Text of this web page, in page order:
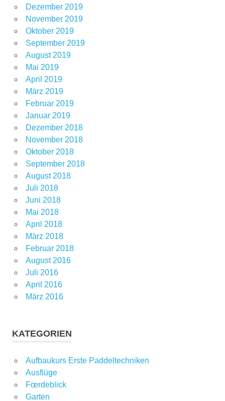
Dezember 2019
November 2019
Oktober 2019
September 2019
August 2019
Mai 2019
April 2019
März 2019
Februar 2019
Januar 2019
Dezember 2018
November 2018
Oktober 2018
September 2018
August 2018
Juli 2018
Juni 2018
Mai 2018
April 2018
März 2018
Februar 2018
August 2016
Juli 2016
April 2016
März 2016
KATEGORIEN
Aufbaukurs Erste Paddeltechniken
Ausflüge
Fœrdeblick
Garten